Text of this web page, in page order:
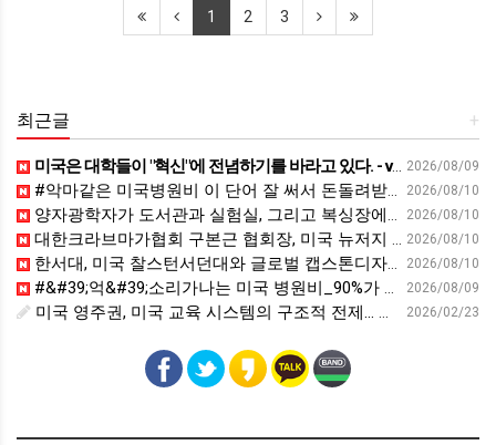
1 2 3
+
최근글
2026/08/09
미국은 대학들이 "혁신"에 전념하기를 바라고 있다. - vietnam.vn
2026/08/10
#악마같은 미국병원비 이 단어 잘 써서 돈돌려받으세요 #영어회화 #영어표현 #영어공부 #영어
2026/08/10
양자광학자가 도서관과 실험실, 그리고 복싱장에서 배운 것 | 김세정 성균관대학교 전자전기공학부 교수 | 퀀텀 양자 보안 독서 | 세바시 2122회
2026/08/10
대한크라브마가협회 구본근 협회장, 미국 뉴저지 지도자교육 실시 - 비욘드포스트
2026/08/10
한서대, 미국 찰스턴서던대와 글로벌 캡스톤디자인 교육 운영 - 411개 대학을 연결하는 '힘'
2026/08/09
#&#39;억&#39;소리가나는 미국 병원비_90%가 모르는 이 중요한 단어는? #영어회화#영어표현 #영어공부
2026/02/23
미국 영주권, 미국 교육 시스템의 구조적 전제… 유학생 신분의 결정타 - fetv.co.kr